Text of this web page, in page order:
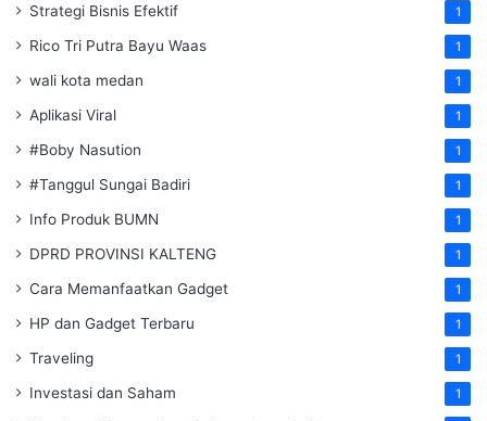
Strategi Bisnis Efektif 1
Rico Tri Putra Bayu Waas 1
wali kota medan 1
Aplikasi Viral 1
#Boby Nasution 1
#Tanggul Sungai Badiri 1
Info Produk BUMN 1
DPRD PROVINSI KALTENG 1
Cara Memanfaatkan Gadget 1
HP dan Gadget Terbaru 1
Traveling 1
Investasi dan Saham 1